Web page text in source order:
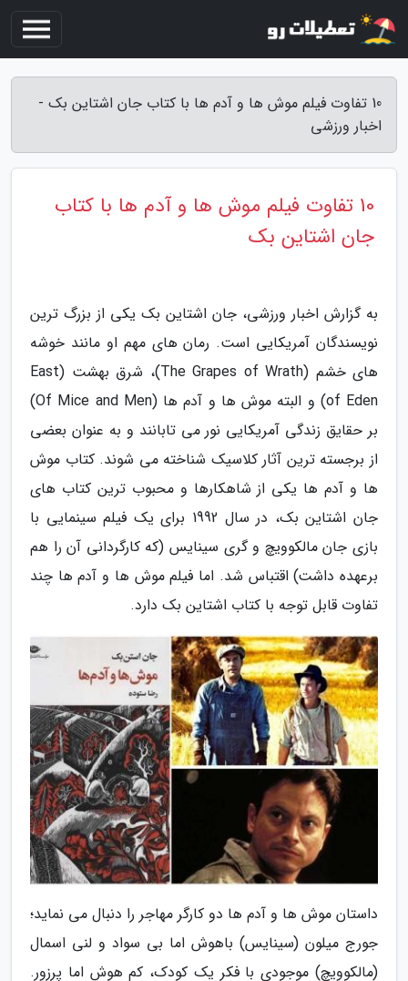
10 تفاوت فیلم موش ها و آدم ها با کتاب جان اشتاین بک -
اخبار ورزشی
10 تفاوت فیلم موش ها و آدم ها با کتاب
جان اشتاین بک
به گزارش اخبار ورزشی، جان اشتاین بک یکی از بزرگ ترین
نویسندگان آمریکایی است. رمان های مهم او مانند خوشه
های خشم (The Grapes of Wrath)، شرق بهشت (East
of Eden) و البته موش ها و آدم ها (Of Mice and Men)
بر حقایق زندگی آمریکایی نور می تابانند و به عنوان بعضی
از برجسته ترین آثار کلاسیک شناخته می شوند. کتاب موش
ها و آدم ها یکی از شاهکارها و محبوب ترین کتاب های
جان اشتاین بک، در سال 1992 برای یک فیلم سینمایی با
بازی جان مالکوویچ و گری سینایس (که کارگردانی آن را هم
برعهده داشت) اقتباس شد. اما فیلم موش ها و آدم ها چند
تفاوت قابل توجه با کتاب اشتاین بک دارد.
داستان موش ها و آدم ها دو کارگر مهاجر را دنبال می نماید؛
جورج میلون (سینایس) باهوش اما بی سواد و لنی اسمال
(مالکوویچ) موجودی با فکر یک کودک، کم هوش اما پرزور.